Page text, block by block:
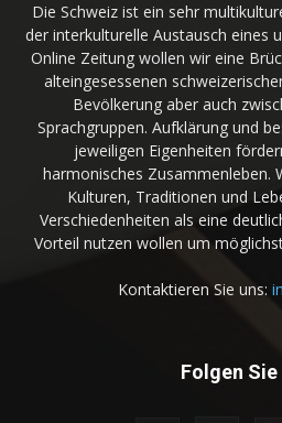
Die Schweiz ist ein sehr
der interkulturelle Austausch eines
Online Zeitung wollen wir eine
alteingesessenen
Bevölkerung aber auch
Sprachgruppen. Aufklärung und
jeweiligen Eigenheiten
harmonisches Zusammenleben.
Kulturen, Traditionen und
Verschiedenheiten als eine
Vorteil nutzen wollen um
Kontaktieren Sie uns:
Folgen Sie